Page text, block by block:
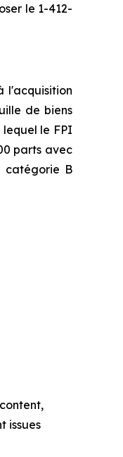
le 1-412-
l'acquisition
de biens
le FPI
parts avec
catégorie B
issues